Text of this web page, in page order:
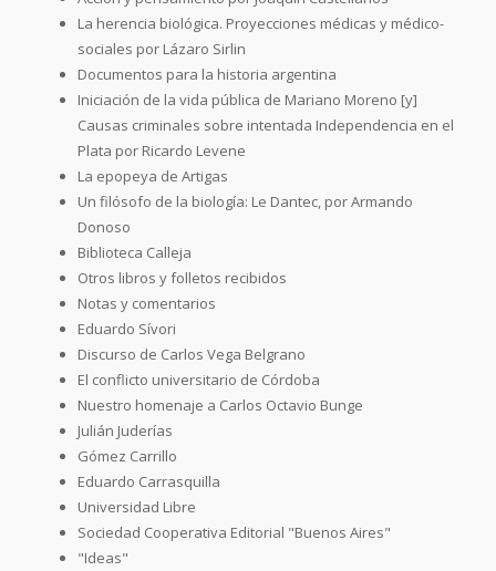
La herencia biológica. Proyecciones médicas y médico-
sociales por Lázaro Sirlin
Documentos para la historia argentina
Iniciación de la vida pública de Mariano Moreno [y]
Causas criminales sobre intentada Independencia en el
Plata por Ricardo Levene
La epopeya de Artigas
Un filósofo de la biología: Le Dantec, por Armando
Donoso
Biblioteca Calleja
Otros libros y folletos recibidos
Notas y comentarios
Eduardo Sívori
Discurso de Carlos Vega Belgrano
El conflicto universitario de Córdoba
Nuestro homenaje a Carlos Octavio Bunge
Julián Juderías
Gómez Carrillo
Eduardo Carrasquilla
Universidad Libre
Sociedad Cooperativa Editorial "Buenos Aires"
"Ideas"